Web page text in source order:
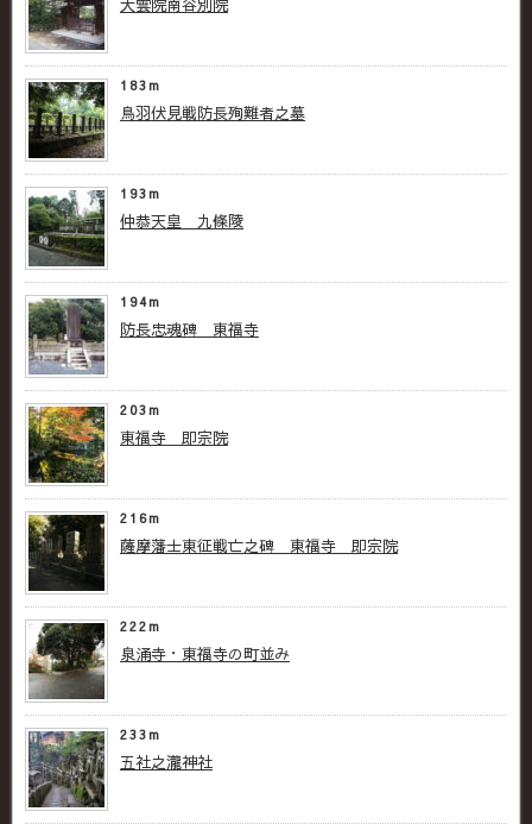
大雲院南谷別院
183m
鳥羽伏見戦防長殉難者之墓
193m
仲恭天皇 九條陵
194m
防長忠魂碑 東福寺
203m
東福寺 即宗院
216m
薩摩藩士東征戦亡之碑 東福寺 即宗院
222m
泉涌寺・東福寺の町並み
233m
五社之瀧神社